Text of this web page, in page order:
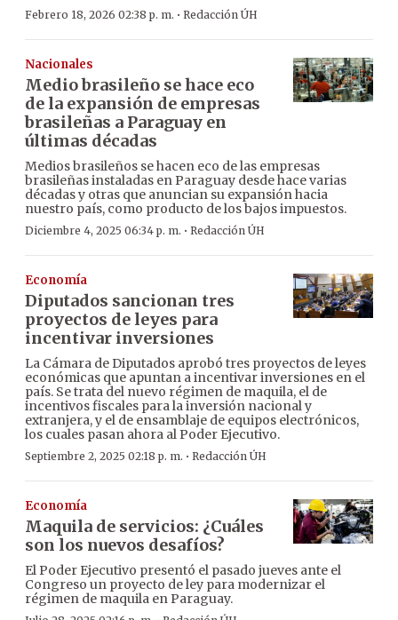
Febrero 18, 2026 02:38 p. m. · Redacción ÚH
Nacionales
Medio brasileño se hace eco
de la expansión de empresas
brasileñas a Paraguay en
últimas décadas
Medios brasileños se hacen eco de las empresas
brasileñas instaladas en Paraguay desde hace varias
décadas y otras que anuncian su expansión hacia
nuestro país, como producto de los bajos impuestos.
Diciembre 4, 2025 06:34 p. m. · Redacción ÚH
Economía
Diputados sancionan tres
proyectos de leyes para
incentivar inversiones
La Cámara de Diputados aprobó tres proyectos de leyes
económicas que apuntan a incentivar inversiones en el
país. Se trata del nuevo régimen de maquila, el de
incentivos fiscales para la inversión nacional y
extranjera, y el de ensamblaje de equipos electrónicos,
los cuales pasan ahora al Poder Ejecutivo.
Septiembre 2, 2025 02:18 p. m. · Redacción ÚH
Economía
Maquila de servicios: ¿Cuáles
son los nuevos desafíos?
El Poder Ejecutivo presentó el pasado jueves ante el
Congreso un proyecto de ley para modernizar el
régimen de maquila en Paraguay.